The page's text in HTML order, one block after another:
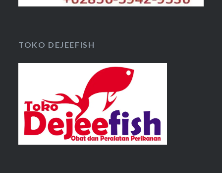
TOKO DEJEEFISH